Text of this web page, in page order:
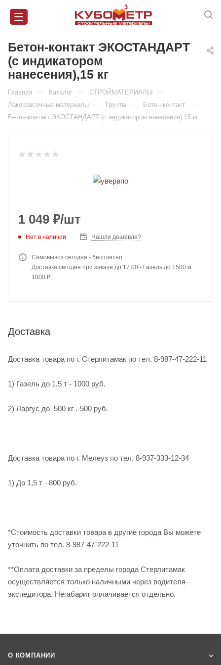
Бетон-контакт ЭКОСТАНДАРТ
(с индикатором
нанесения),15 кг
Главная — Каталог — СТРОЙМАТЕРИАЛЫ —
Лакокрасочные материалы — Грунты — Бетон-контакт —
Бетон-контакт ЭКОСТАНДАРТ (с индикатором нанесения),15 кг
1 049 ₽/шт
Нет в наличии Нашли дешевле?
Самовывоз сегодня - бесплатно
Доставка сегодня при заказе до 17:00 - Газель до 1500 кг
1000 ₽,
Доставка
Доставка товара по г. Стерлитамак по тел. 8-987-47-222-11
1) Газель до 1,5 т - 1000 руб.
2) Ларгус до 500 кг .-500 руб.
Доставка товара по г. Мелеуз по тел. 8-937-333-12-34
1) До 1,5 т - 800 руб.
*Стоимость доставки товара в другие города Вы можете
уточнить по тел. 8-987-47-222-11
**Оплата доставки за пределы города Стерлитамак
осуществляется только наличными через водителя-
экспедитора. Негабарит оплачивается отдельно.
О КОМПАНИИ